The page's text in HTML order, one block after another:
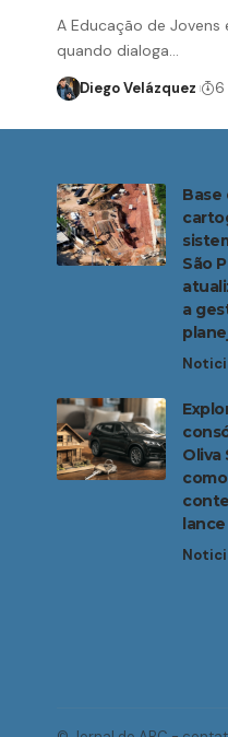
A Educação de
quando dialoga…
Diego Velázquez 6
Base
São
a
Oliva
lance